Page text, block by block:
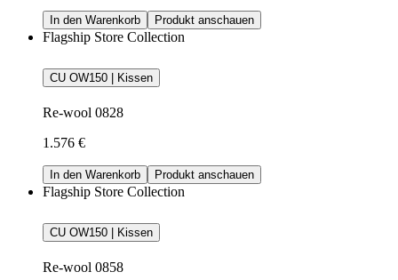
In den Warenkorb Produkt anschauen
Flagship Store Collection
CU OW150 | Kissen
Re-wool 0828
1.576 €
In den Warenkorb Produkt anschauen
Flagship Store Collection
CU OW150 | Kissen
Re-wool 0858